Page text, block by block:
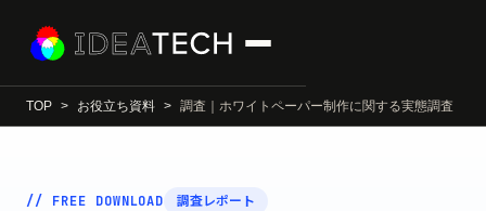
TOP お役立ち資料 調査｜ホワイトペーパー制作に関する実態調査
// FREE DOWNLOAD 調査レポート